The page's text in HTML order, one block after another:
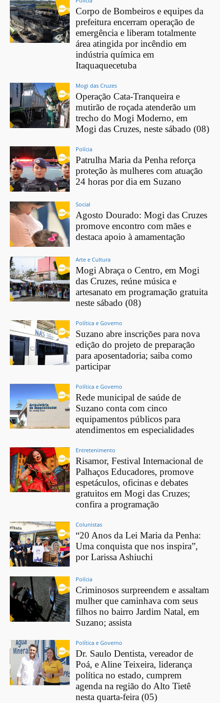
Corpo de Bombeiros e equipes da
prefeitura encerram operação de
emergência e liberam totalmente
área atingida por incêndio em
indústria química em
Itaquaquecetuba
Mogi das Cruzes
Operação Cata-Tranqueira e
mutirão de roçada atenderão um
trecho do Mogi Moderno, em
Mogi das Cruzes, neste sábado (08)
Polícia
Patrulha Maria da Penha reforça
proteção às mulheres com atuação
24 horas por dia em Suzano
Social
Agosto Dourado: Mogi das Cruzes
promove encontro com mães e
destaca apoio à amamentação
Arte e Cultura
Mogi Abraça o Centro, em Mogi
das Cruzes, reúne música e
artesanato em programação gratuita
neste sábado (08)
Política e Governo
Suzano abre inscrições para nova
edição do projeto de preparação
para aposentadoria; saiba como
participar
Política e Governo
Rede municipal de saúde de
Suzano conta com cinco
equipamentos públicos para
atendimentos em especialidades
Entretenimento
Risamor, Festival Internacional de
Palhaços Educadores, promove
espetáculos, oficinas e debates
gratuitos em Mogi das Cruzes;
confira a programação
Colunistas
“20 Anos da Lei Maria da Penha:
Uma conquista que nos inspira”,
por Larissa Ashiuchi
Polícia
Criminosos surpreendem e assaltam
mulher que caminhava com seus
filhos no bairro Jardim Natal, em
Suzano; assista
Política e Governo
Dr. Saulo Dentista, vereador de
Poá, e Aline Teixeira, liderança
política no estado, cumprem
agenda na região do Alto Tietê
nesta quarta-feira (05)